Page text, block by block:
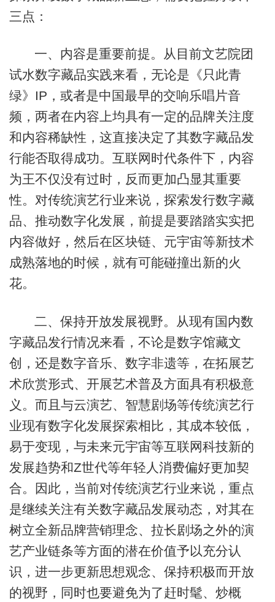
三点：
一、内容是重要前提。从目前文艺院团
试水数字藏品实践来看，无论是《只此青
绿》IP，或者是中国最早的交响乐唱片音
频，两者在内容上均具有一定的品牌关注度
和内容稀缺性，这直接决定了其数字藏品发
行能否取得成功。互联网时代条件下，内容
为王不仅没有过时，反而更加凸显其重要
性。对传统演艺行业来说，探索发行数字藏
品、推动数字化发展，前提是要踏踏实实把
内容做好，然后在区块链、元宇宙等新技术
成熟落地的时候，就有可能碰撞出新的火
花。
二、保持开放发展视野。从现有国内数
字藏品发行情况来看，不论是数字馆藏文
创，还是数字音乐、数字非遗等，在拓展艺
术欣赏形式、开展艺术普及方面具有积极意
义。而且与云演艺、智慧剧场等传统演艺行
业现有数字化发展探索相比，其成本较低，
易于变现，与未来元宇宙等互联网科技新的
发展趋势和Z世代等年轻人消费偏好更加契
合。因此，当前对传统演艺行业来说，重点
是继续关注有关数字藏品发展动态，对其在
树立全新品牌营销理念、拉长剧场之外的演
艺产业链条等方面的潜在价值予以充分认
识，进一步更新思想观念、保持积极而开放
的视野，同时也要避免为了赶时髦、炒概